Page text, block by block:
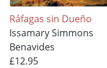
Ráfagas sin Dueño
Issamary Simmons
Benavides
£12.95